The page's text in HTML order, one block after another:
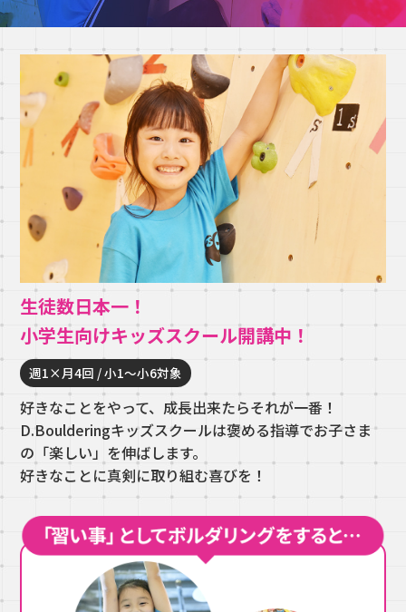
生徒数日本一！
小学生向けキッズスクール開講中！
週1×月4回 / 小1〜小6対象
好きなことをやって、成長出来たらそれが一番！
D.Boulderingキッズスクールは褒める指導でお子さま
の 「楽しい」を伸ばします。
好きなことに真剣に取り組む喜びを！